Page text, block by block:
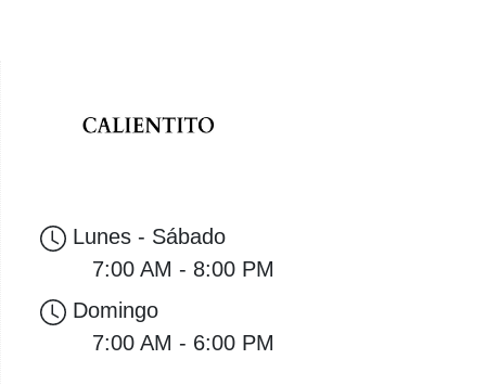
Lunes - Sábado
7:00 AM - 8:00 PM
Domingo
7:00 AM - 6:00 PM